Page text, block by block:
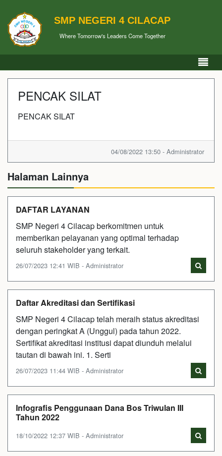
SMP NEGERI 4 CILACAP
Where Tomorrow's Leaders Come Together
PENCAK SILAT
PENCAK SILAT
04/08/2022 13:50 - Administrator
Halaman Lainnya
DAFTAR LAYANAN
SMP Negeri 4 Cilacap berkomitmen untuk
memberikan pelayanan yang optimal terhadap
seluruh stakeholder yang terkait.
26/07/2023 12:41 WIB - Administrator
Daftar Akreditasi dan Sertifikasi
SMP Negeri 4 Cilacap telah meraih status akreditasi
dengan peringkat A (Unggul) pada tahun 2022.
Sertifikat akreditasi institusi dapat diunduh melalui
tautan di bawah ini. 1. Serti
26/07/2023 11:44 WIB - Administrator
Infografis Penggunaan Dana Bos Triwulan III
Tahun 2022
18/10/2022 12:37 WIB - Administrator